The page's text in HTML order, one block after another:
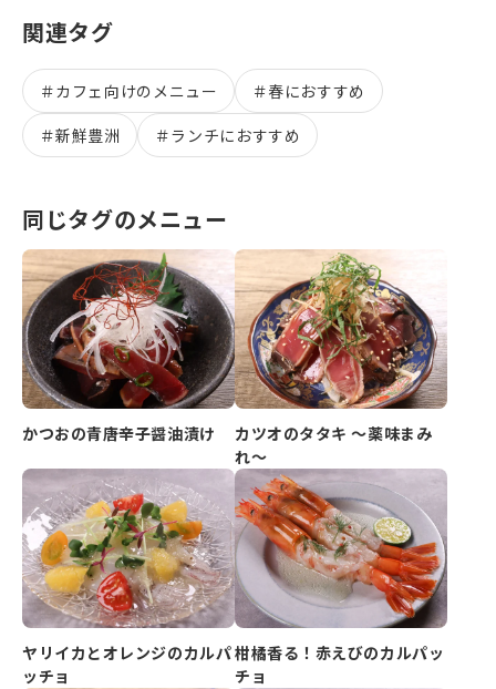
関連タグ
＃カフェ向けのメニュー ＃春におすすめ
＃新鮮豊洲 ＃ランチにおすすめ
同じタグのメニュー
かつおの青唐辛子醤油漬け
カツオのタタキ ～薬味まみ
れ～
ヤリイカとオレンジのカルパ
ッチョ
柑橘香る！赤えびのカルパッ
チョ